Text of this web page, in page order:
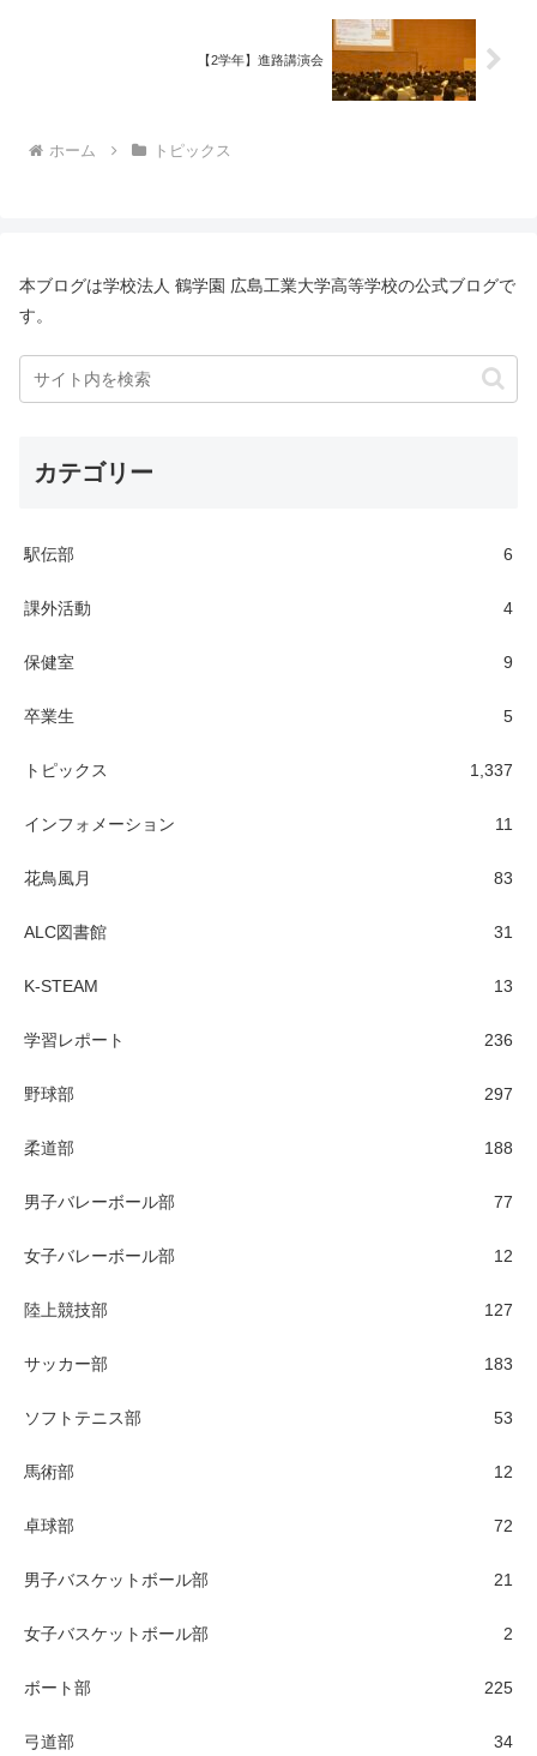
【2学年】進路講演会
ホーム トピックス
本ブログは学校法人 鶴学園 広島工業大学高等学校の公式ブログで
す。
カテゴリー
駅伝部 6
課外活動 4
保健室 9
卒業生 5
トピックス 1,337
インフォメーション 11
花鳥風月 83
ALC図書館 31
K-STEAM 13
学習レポート 236
野球部 297
柔道部 188
男子バレーボール部 77
女子バレーボール部 12
陸上競技部 127
サッカー部 183
ソフトテニス部 53
馬術部 12
卓球部 72
男子バスケットボール部 21
女子バスケットボール部 2
ボート部 225
弓道部 34